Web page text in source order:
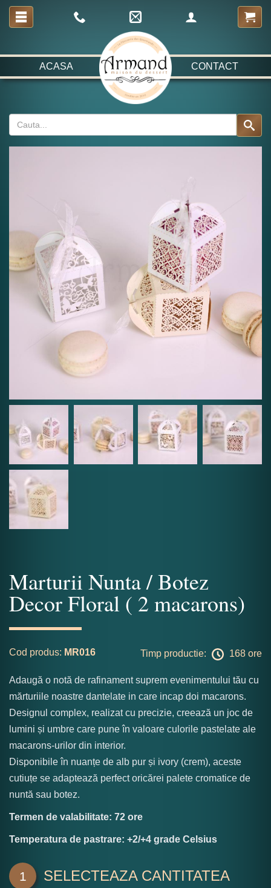
ACASA CONTACT
Marturii Nunta / Botez
Decor Floral ( 2 macarons)
Cod produs: MR016 Timp productie: 168 ore
Adaugă o notă de rafinament suprem evenimentului tău cu
mărturiile noastre dantelate in care incap doi macarons.
Designul complex, realizat cu precizie, creează un joc de
lumini și umbre care pune în valoare culorile pastelate ale
macarons-urilor din interior.
Disponibile în nuanțe de alb pur și ivory (crem), aceste
cutiuțe se adaptează perfect oricărei palete cromatice de
nuntă sau botez.
Termen de valabilitate: 72 ore
Temperatura de pastrare: +2/+4 grade Celsius
1 SELECTEAZA CANTITATEA